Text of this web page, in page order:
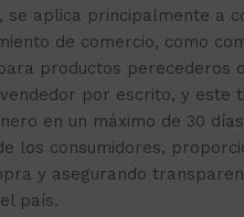
se aplica principalmente a
de comercio, como
productos perecederos
por escrito, y este
en un máximo de 30
los consumidores,
y asegurando
país.